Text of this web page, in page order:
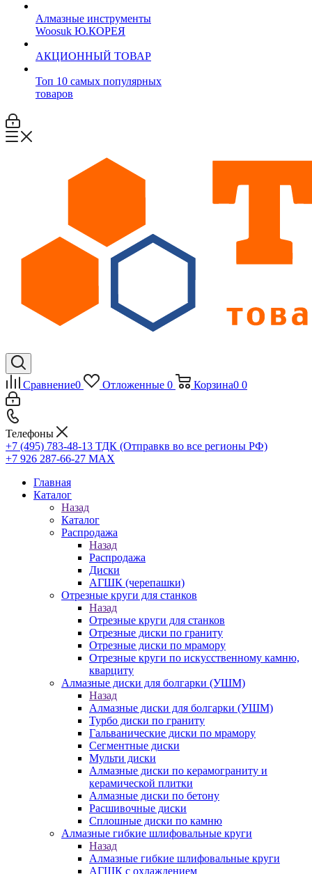
Алмазные инструменты
Woosuk Ю.КОРЕЯ
АКЦИОННЫЙ ТОВАР
Топ 10 самых популярных
товаров
Сравнение0 Отложенные 0 Корзина0 0
Телефоны
+7 (495) 783-48-13 ТДК (Отправкв во все регионы РФ)
+7 926 287-66-27 МАХ
Главная
Каталог
Назад
Каталог
Распродажа
Назад
Распродажа
Диски
АГШК (черепашки)
Отрезные круги для станков
Назад
Отрезные круги для станков
Отрезные диски по граниту
Отрезные диски по мрамору
Отрезные круги по искусственному камню,
кварциту
Алмазные диски для болгарки (УШМ)
Назад
Алмазные диски для болгарки (УШМ)
Турбо диски по граниту
Гальванические диски по мрамору
Сегментные диски
Мульти диски
Алмазные диски по керамограниту и
керамической плитки
Алмазные диски по бетону
Расшивочные диски
Сплошные диски по камню
Алмазные гибкие шлифовальные круги
Назад
Алмазные гибкие шлифовальные круги
АГШК с охлаждением